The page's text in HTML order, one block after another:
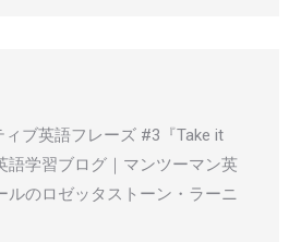
ィブ英語フレーズ #3『Take it
語学習ブログ｜マンツーマン英
ルのロゼッタストーン・ラーニ